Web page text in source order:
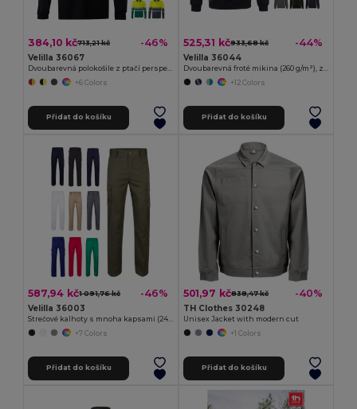
384,10 kč713,21 kč -46%
Velilla 36067
+6 Colors
Přidat do košíku
525,31 kč933,68 kč -44%
Velilla 36044
+12 Colors
Přidat do košíku
587,94 kč1 091,76 kč -46%
Velilla 36003
+7 Colors
Přidat do košíku
501,97 kč838,47 kč -40%
TH Clothes 30248
Unisex Jacket with modern cut
+1 Colors
Přidat do košíku